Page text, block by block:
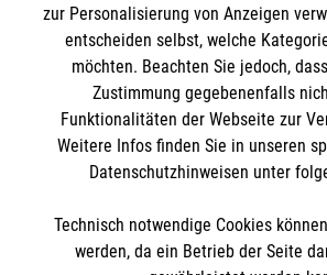
Impressum
Datenschutz
Malteserorden
Malteser Jugend
Malteser International
Mediathek
Sharepoint
Spendenkonto
Empfänger: Malteser Hilfsdienst
BIC: GENODED 1PA7
zur Personalisierung von Anzeigen
entscheiden selbst, welche
möchten. Beachten Sie jedoch,
Zustimmung gegebenenfalls
Funktionalitäten der Webseite zur
Weitere Infos finden Sie in unseren
Datenschutzhinweisen unter
Technisch notwendige Cookies
werden, da ein Betrieb der Seite